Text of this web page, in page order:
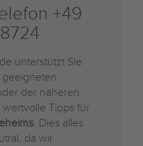
+49
unterstützt Sie
der näheren
Tipps für
. Dies alles
da wir